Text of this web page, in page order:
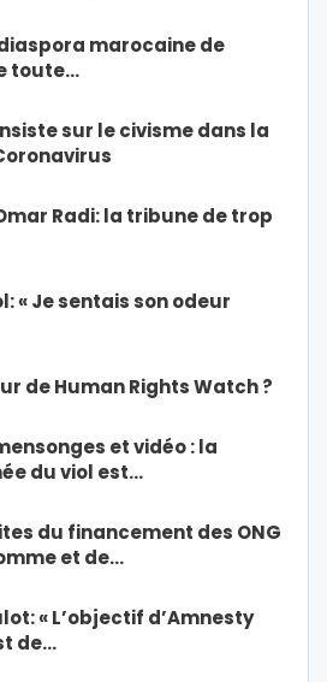
marocaine de
toute…
sur le civisme dans la
Radi: la tribune de trop
« Je sentais son odeur
de Human Rights Watch ?
et vidéo : la
du viol est…
du financement des ONG
et de…
« L’objectif d’Amnesty
de…